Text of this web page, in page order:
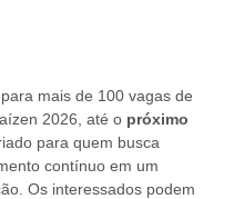
mais de 100 vagas de
2026, até o próximo
para quem busca
contínuo em um
Os interessados podem